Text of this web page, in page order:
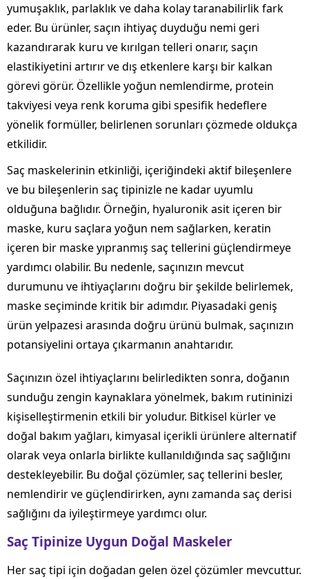
yumuşaklık, parlaklık ve daha kolay taranabilirlik fark
eder. Bu ürünler, saçın ihtiyaç duyduğu nemi geri
kazandırarak kuru ve kırılgan telleri onarır, saçın
elastikiyetini artırır ve dış etkenlere karşı bir kalkan
görevi görür. Özellikle yoğun nemlendirme, protein
takviyesi veya renk koruma gibi spesifik hedeflere
yönelik formüller, belirlenen sorunları çözmede oldukça
etkilidir.
Saç maskelerinin etkinliği, içeriğindeki aktif bileşenlere
ve bu bileşenlerin saç tipinizle ne kadar uyumlu
olduğuna bağlıdır. Örneğin, hyaluronik asit içeren bir
maske, kuru saçlara yoğun nem sağlarken, keratin
içeren bir maske yıpranmış saç tellerini güçlendirmeye
yardımcı olabilir. Bu nedenle, saçınızın mevcut
durumunu ve ihtiyaçlarını doğru bir şekilde belirlemek,
maske seçiminde kritik bir adımdır. Piyasadaki geniş
ürün yelpazesi arasında doğru ürünü bulmak, saçınızın
potansiyelini ortaya çıkarmanın anahtarıdır.
Saçınızın özel ihtiyaçlarını belirledikten sonra, doğanın
sunduğu zengin kaynaklara yönelmek, bakım rutininizi
kişiselleştirmenin etkili bir yoludur. Bitkisel kürler ve
doğal bakım yağları, kimyasal içerikli ürünlere alternatif
olarak veya onlarla birlikte kullanıldığında saç sağlığını
destekleyebilir. Bu doğal çözümler, saç tellerini besler,
nemlendirir ve güçlendirirken, aynı zamanda saç derisi
sağlığını da iyileştirmeye yardımcı olur.
Saç Tipinize Uygun Doğal Maskeler
Her saç tipi için doğadan gelen özel çözümler mevcuttur.